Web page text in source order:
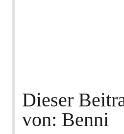
Dieser
von: Benni